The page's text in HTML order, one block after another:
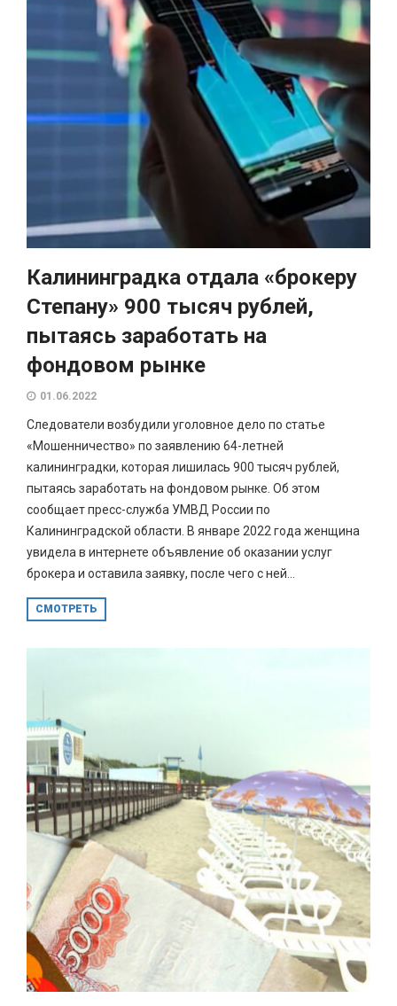
Калининградка отдала «брокеру
Степану» 900 тысяч рублей,
пытаясь заработать на
фондовом рынке
01.06.2022
Следователи возбудили уголовное дело по статье
«Мошенничество» по заявлению 64-летней
калининградки, которая лишилась 900 тысяч рублей,
пытаясь заработать на фондовом рынке. Об этом
сообщает пресс-служба УМВД России по
Калининградской области. В январе 2022 года женщина
увидела в интернете объявление об оказании услуг
брокера и оставила заявку, после чего с ней...
СМОТРЕТЬ